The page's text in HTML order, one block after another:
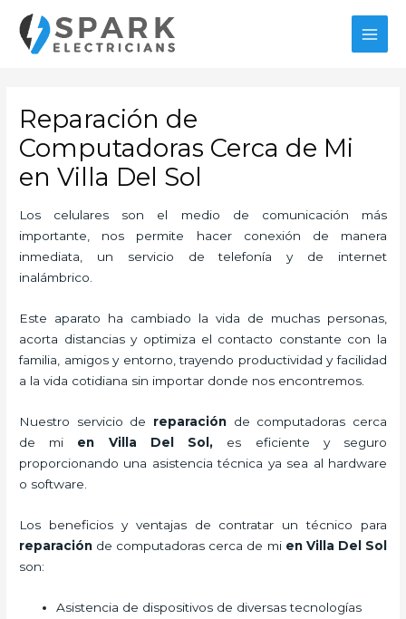
contenido
Reparación de
Computadoras Cerca de Mi
en Villa Del Sol
Los celulares son el medio de comunicación más
importante, nos permite hacer conexión de manera
inmediata, un servicio de telefonía y de internet
inalámbrico.
Este aparato ha cambiado la vida de muchas personas,
acorta distancias y optimiza el contacto constante con la
familia, amigos y entorno, trayendo productividad y facilidad
a la vida cotidiana sin importar donde nos encontremos.
Nuestro servicio de reparación de computadoras cerca
de mi en Villa Del Sol, es eficiente y seguro
proporcionando una asistencia técnica ya sea al hardware
o software.
Los beneficios y ventajas de contratar un técnico para
reparación de computadoras cerca de mi en Villa Del Sol
son:
Asistencia de dispositivos de diversas tecnologías